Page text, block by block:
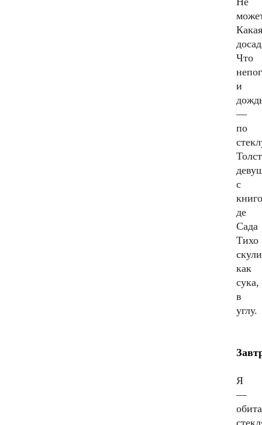
Какая
Что
и
—
по
с
де
Сада
Тихо
как
сука,
в
углу.
Я
—